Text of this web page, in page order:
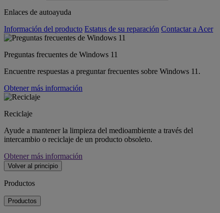
Enlaces de autoayuda
Información del producto Estatus de su reparación Contactar a Acer
Preguntas frecuentes de Windows 11
Encuentre respuestas a preguntar frecuentes sobre Windows 11.
Obtener más información
Reciclaje
Ayude a mantener la limpieza del medioambiente a través del
intercambio o reciclaje de un producto obsoleto.
Obtener más información
Volver al principio
Productos
Productos